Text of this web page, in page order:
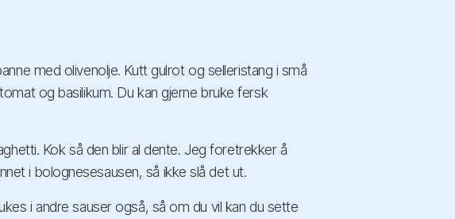
med olivenolje. Kutt gulrot og selleristang i små
og basilikum. Du kan gjerne bruke fersk
Kok så den blir al dente. Jeg foretrekker å
i bolognesesausen, så ikke slå det ut.
i andre sauser også, så om du vil kan du sette